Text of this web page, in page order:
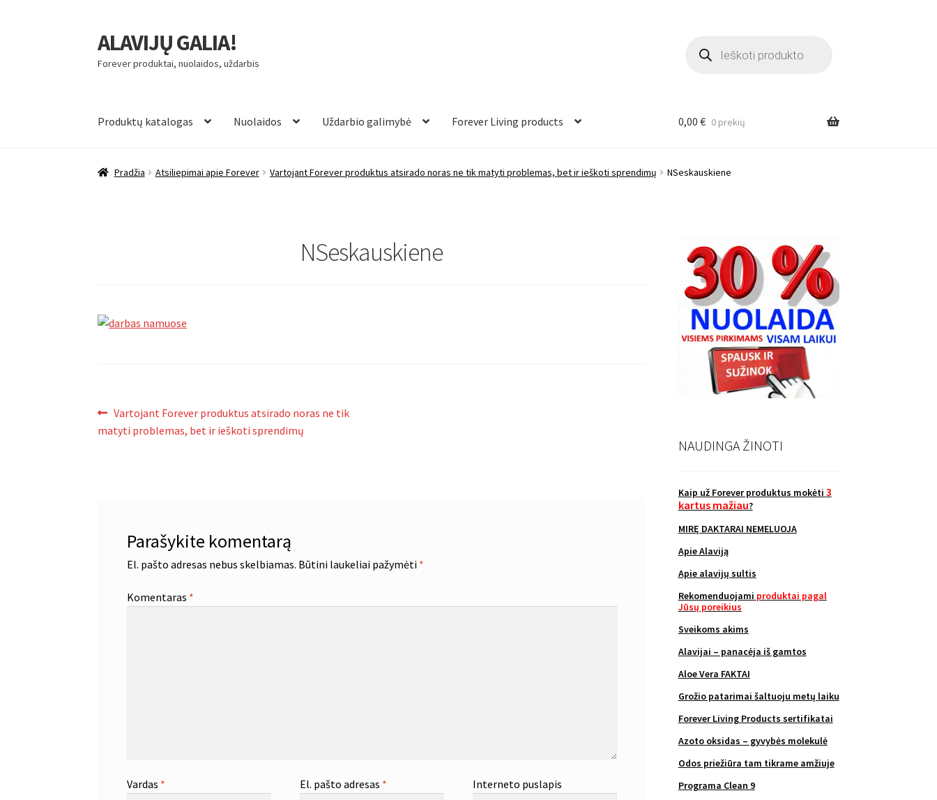
Pereiti
prie
meniu
Pereiti
prie
turinio
ALAVIJŲ GALIA!
Forever produktai, nuolaidos, uždarbis
search
Produktų katalogas Nuolaidos Uždarbio galimybė Forever Living products 0,00 € 0 prekių
Pradžia Atsiliepimai apie Forever Vartojant Forever produktus atsirado noras ne tik matyti problemas, bet ir ieškoti sprendimų NSeskauskiene
NSeskauskiene
Navigacija
tarp
Ankstenis
įrašas:
Vartojant Forever produktus atsirado noras ne tik
matyti problemas, bet ir ieškoti sprendimų
Parašykite komentarą
El. pašto adresas nebus skelbiamas. Būtini laukeliai pažymėti *
Komentaras *
Vardas * El. pašto adresas * Interneto puslapis
NAUDINGA ŽINOTI
Kaip už Forever produktus mokėti 3
kartus mažiau?
MIRĘ DAKTARAI NEMELUOJA
Apie Alaviją
Apie alavijų sultis
Rekomenduojami produktai pagal
Jūsų poreikius
Sveikoms akims
Alavijai – panacėja iš gamtos
Aloe Vera FAKTAI
Grožio patarimai šaltuoju metų laiku
Forever Living Products sertifikatai
Azoto oksidas – gyvybės molekulė
Odos priežiūra tam tikrame amžiuje
Programa Clean 9